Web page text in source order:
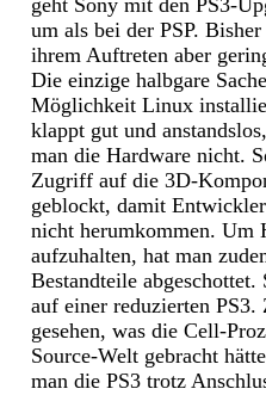
um als bei der PSP.
ihrem Auftreten aber
Die einzige halbgare
Möglichkeit Linux
klappt gut und
man die Hardware nicht.
Zugriff auf die 3D-
geblockt, damit
nicht herumkommen. Um
aufzuhalten, hat man
Bestandteile
auf einer reduzierten
gesehen, was die Cell-
Source-Welt gebracht
man die PS3 trotz